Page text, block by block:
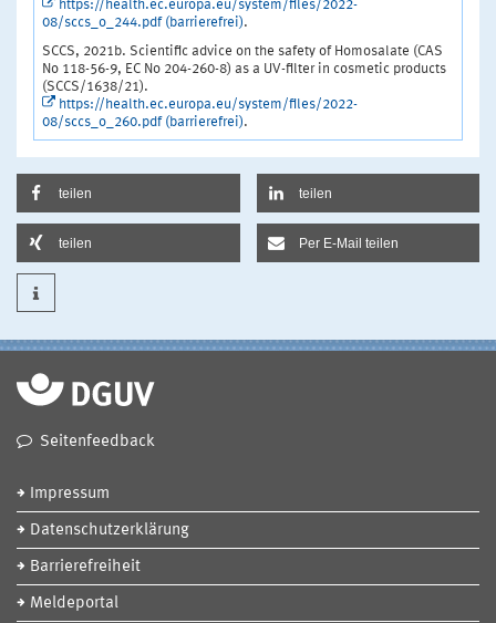
https://health.ec.europa.eu/system/files/2022-
08/sccs_o_244.pdf (barrierefrei).
SCCS, 2021b. Scientific advice on the safety of Homosalate (CAS
No 118-56-9, EC No 204-260-8) as a UV-filter in cosmetic products
(SCCS/1638/21).
https://health.ec.europa.eu/system/files/2022-
08/sccs_o_260.pdf (barrierefrei).
teilen teilen
teilen Per E-Mail teilen
Seitenfeedback
Impressum
Datenschutzerklärung
Barrierefreiheit
Meldeportal